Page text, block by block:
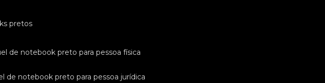
pretos
de notebook preto para pessoa física
de notebook preto para pessoa jurídica